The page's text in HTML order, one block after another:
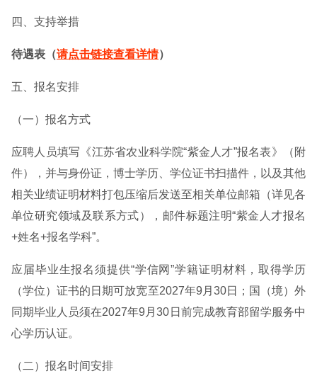
四、支持举措
待遇表（请点击链接查看详情）
五、报名安排
（一）报名方式
应聘人员填写《江苏省农业科学院“紫金人才”报名表》（附
件），并与身份证，博士学历、学位证书扫描件，以及其他
相关业绩证明材料打包压缩后发送至相关单位邮箱（详见各
单位研究领域及联系方式），邮件标题注明“紫金人才报名
+姓名+报名学科”。
应届毕业生报名须提供“学信网”学籍证明材料，取得学历
（学位）证书的日期可放宽至2027年9月30日；国（境）外
同期毕业人员须在2027年9月30日前完成教育部留学服务中
心学历认证。
（二）报名时间安排